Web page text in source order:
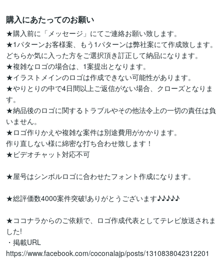
購入にあたってのお願い
★購入前に「メッセージ」にてご連絡お願い致します。
★1パターンお客様案、もう1パターンは弊社案にて作成致します。
どちらか気に入った方をご選択頂き訂正して納品になります。
★複雑なロゴの場合は、1案提出となります。
★イラストメインのロゴは作成できない可能性があります。
★やりとりの中で4日間以上ご返信がない場合、クローズとなりま
す。
★納品後のロゴに関するトラブルやその他法令上の一切の責任は負
いません。
★ロゴ作りかえや複雑な案件は別途費用がかかります。
作り直しない様に綿密な打ち合わせ致します！
★ビデオチャット対応不可
★屋号はシンボルロゴに合わせたフォント作成になります。
★総評価数4000案件突破!ありがとうございます♪♪♪♪♪
★ココナラからのご依頼で、ロゴ作成代表としてテレビ放送されま
した!
・掲載URL